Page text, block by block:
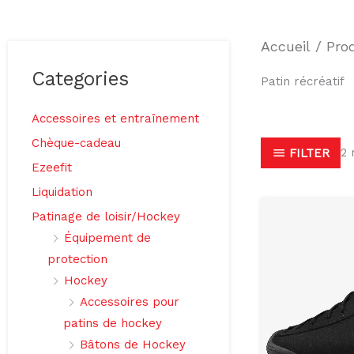
Categories
Accessoires et entraînement
Chèque-cadeau
Ezeefit
Liquidation
Patinage de loisir/Hockey
Équipement de
protection
Hockey
Accessoires pour
patins de hockey
Bâtons de Hockey
Accueil /
Patin récréatif
FILTER 2